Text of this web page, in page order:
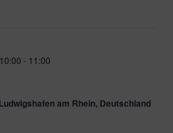
- 11:00
am Rhein, Deutschland